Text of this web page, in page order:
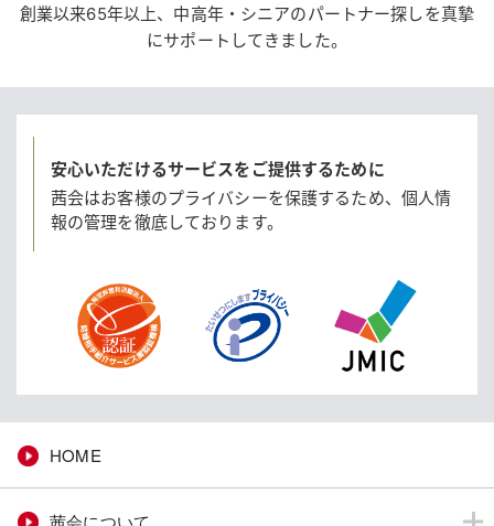
創業以来65年以上、中高年・シニアのパートナー探しを真摯
にサポートしてきました。
安心いただけるサービスをご提供するために
茜会はお客様のプライバシーを保護するため、 個人情
報の管理を徹底しております。
HOME
茜会について